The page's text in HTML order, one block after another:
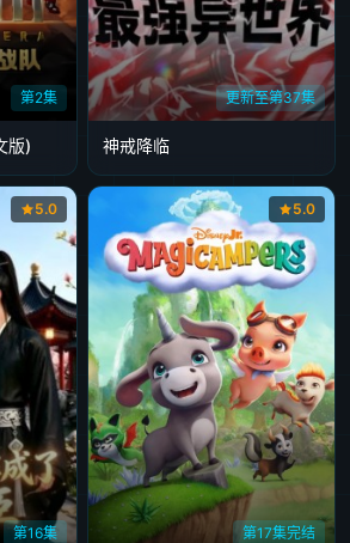
第2集
版)
更新至第37集
神戒降临
第16集
5.0
第17集完结
5.0